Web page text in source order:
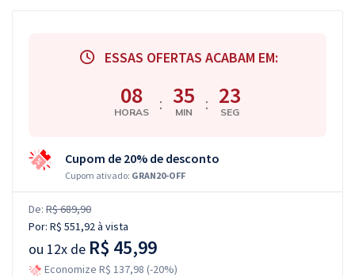
ESSAS OFERTAS ACABAM EM:
08
HORAS : 35
MIN : 22
SEG
Cupom de 20% de desconto
Cupom ativado: GRAN20-OFF
De: R$ 689,90
Por: R$ 551,92à vista
ou 12x de R$ 45,99
Economize R$ 137,98 (-20%)